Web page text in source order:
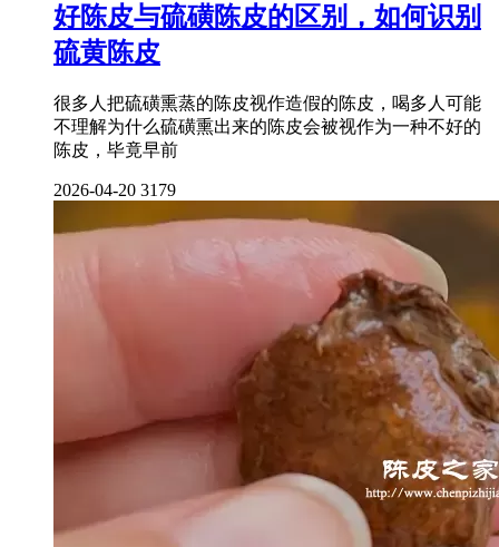
好陈皮与硫磺陈皮的区别，如何识别
硫黄陈皮
很多人把硫磺熏蒸的陈皮视作造假的陈皮，喝多人可能
不理解为什么硫磺熏出来的陈皮会被视作为一种不好的
陈皮，毕竟早前
2026-04-20 3179